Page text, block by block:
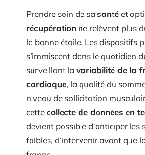
Prendre soin de sa santéet
récupération ne relèvent plus
la bonne étoile. Les dispositifs
s’immiscent dans le quotidien
surveillant la variabilité de la
cardiaque, la qualité du
niveau de sollicitation
cettecollecte de données en
devient possible d’anticiper les
faibles, d’intervenir avant que